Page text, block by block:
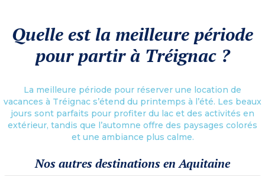
Quelle est la meilleure période
pour partir à Tréignac ?
La meilleure période pour réserver une location de
vacances à Tréignac s’étend du printemps à l’été. Les beaux
jours sont parfaits pour profiter du lac et des activités en
extérieur, tandis que l’automne offre des paysages colorés
et une ambiance plus calme.
Nos autres destinations en Aquitaine